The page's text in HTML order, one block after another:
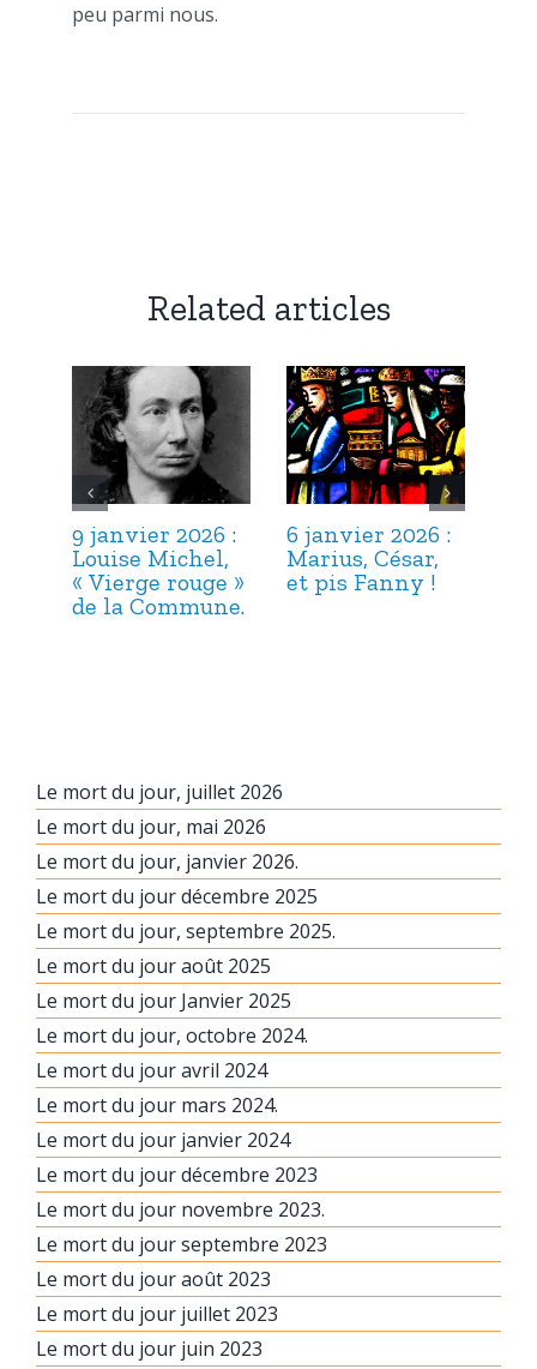
peu parmi nous.
Related articles
9 janvier 2026 :
Louise Michel,
« Vierge rouge »
de la Commune.
6 janvier 2026 :
Marius, César,
et pis Fanny !
Le mort du jour, juillet 2026
Le mort du jour, mai 2026
Le mort du jour, janvier 2026.
Le mort du jour décembre 2025
Le mort du jour, septembre 2025.
Le mort du jour août 2025
Le mort du jour Janvier 2025
Le mort du jour, octobre 2024.
Le mort du jour avril 2024
Le mort du jour mars 2024.
Le mort du jour janvier 2024
Le mort du jour décembre 2023
Le mort du jour novembre 2023.
Le mort du jour septembre 2023
Le mort du jour août 2023
Le mort du jour juillet 2023
Le mort du jour juin 2023